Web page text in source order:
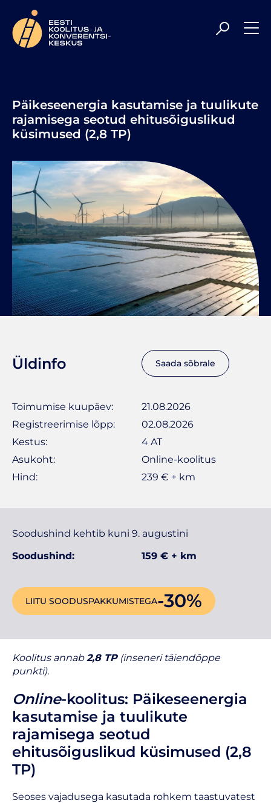
Meil on rõõm olla Sulle veelgi kaasaegsem ja
professionaalsem koolituspartner, toetades Sind parimal
tasemel uute teadmiste hankimisel ning
enesetäiendamisel. Head sirvimist!
Päikeseenergia kasutamise ja tuulikute
rajamisega seotud ehitusõiguslikud
küsimused (2,8 TP)
Üldinfo Saada sõbrale
Toimumise kuupäev:
21.08.2026
Registreerimise lõpp:
02.08.2026
Kestus:
4 AT
Asukoht:
Online-koolitus
Hind:
239 € + km
Soodushind kehtib kuni 9. augustini
Soodushind:
159 € + km
LIITU SOODUSPAKKUMISTEGA-30%
Koolitusannab2,8 TP(inseneri täiendõppe
punkti).
Online-koolitus: Päikeseenergia
kasutamise ja tuulikute
rajamisega seotud
ehitusõiguslikud küsimused (2,8
TP)
Seoses vajadusega kasutada rohkem taastuvatest